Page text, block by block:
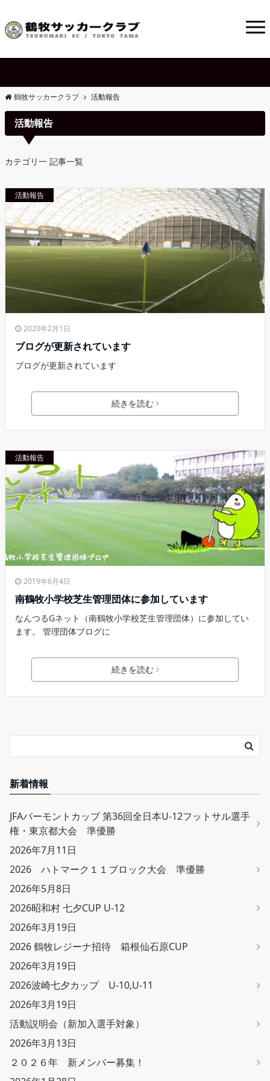
鶴牧サッカークラブ 活動報告
活動報告
カテゴリ一 記事一覧
活動報告
2020年2月1日
ブログが更新されています
ブログが更新されています
続きを読む
活動報告
2019年6月4日
南鶴牧小学校芝生管理団体に参加しています
なんつるGネット（南鶴牧小学校芝生管理団体）に参加してい
ます。 管理団体ブログに
続きを読む
新着情報
JFAバーモントカップ 第36回全日本U-12フットサル選手
権・東京都大会 準優勝
2026年7月11日
2026 ハトマーク１１ブロック大会 準優勝
2026年5月8日
2026昭和村 七夕CUP U-12
2026年3月19日
2026 鶴牧レジーナ招待 箱根仙石原CUP
2026年3月19日
2026波崎七夕カップ U-10,U-11
2026年3月19日
活動説明会（新加入選手対象）
2026年3月13日
２０２６年 新メンバー募集！